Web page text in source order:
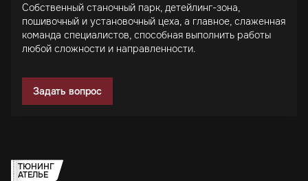
Собственный станочный парк, детейлинг-зона,
пошивочный и установочный цеха, а главное, слаженная
команда специалистов, способная выполнить работы
любой сложности и направленности.
Задать вопрос
ТЮНИНГ
АТЕЛЬЕ